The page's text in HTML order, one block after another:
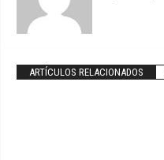
ARTÍCULOS RELACIONADOS